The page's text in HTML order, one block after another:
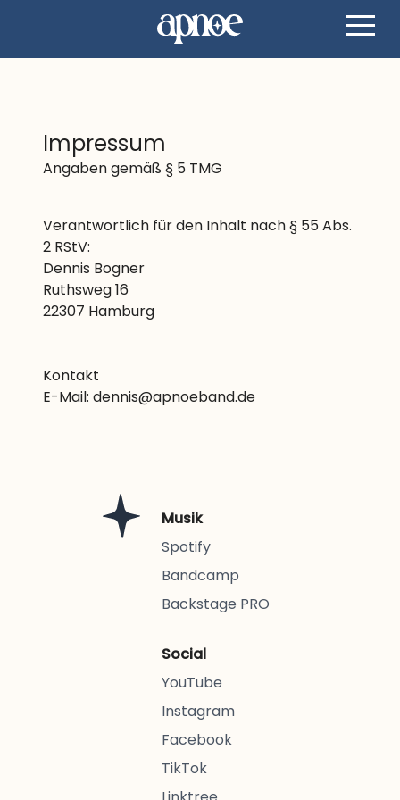
Impressum
Angaben gemäß § 5 TMG
Verantwortlich für den Inhalt nach § 55 Abs.
2 RStV:
Dennis Bogner
Ruthsweg 16
22307 Hamburg
Kontakt
E-Mail: dennis@apnoeband.de
Musik
Spotify
Bandcamp
Backstage PRO
Social
YouTube
Instagram
Facebook
TikTok